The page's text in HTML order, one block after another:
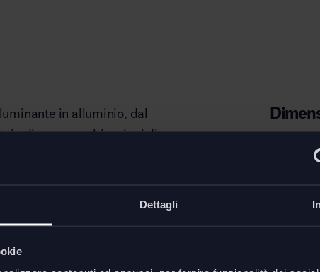
Dettagli
in alluminio, dal
in diverse combinazioni di
Tagorà è una lampada
come l’ufficio dal
anche agli ambienti più